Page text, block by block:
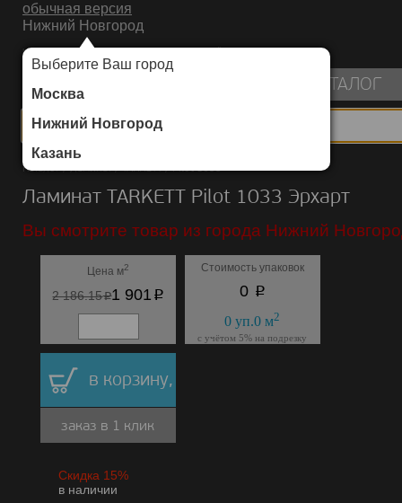
обычная версия
Нижний Новгород
Выберите Ваш город
Москва
Нижний Новгород
Казань
ИНТЕРНЕТ-МАГАЗИН НАПОЛЬНЫХ ПОКРЫТИЙ
КАТАЛОГ
Каталог/Ламинат/TARKETT/Pilot 1033
Ламинат TARKETT Pilot 1033 Эрхарт
Вы смотрите товар из города Нижний
Цена м2
2 186.15p1 901 p
Стоимость упаковок
0 p
0 уп.0 м2
с учётом 5% на подрезку
в корзину,
заказ в 1 клик
Скидка 15%
в наличии